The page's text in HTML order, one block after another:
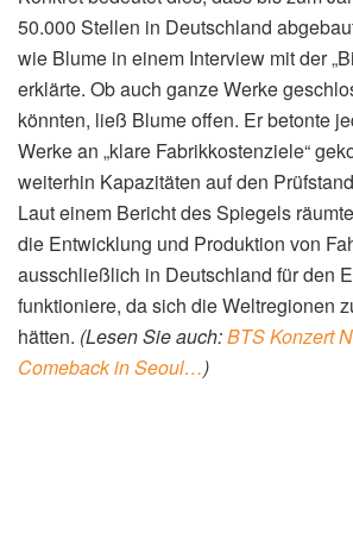
vor der großen Herausforderung, den
Autobauer durch die Transformation zur
und Digitalisierung zu führen. Dies
Investitionen und strukturelle
muss der Konzern seine Profitabilität
internationalen Wettbewerb bestehen.
vor komplexen Herausforderungen.
Konzert Netflix: live auf: Mega-
Aktuelle Entwicklung:
Sparkurs von